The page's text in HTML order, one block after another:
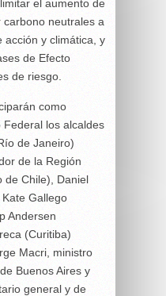
el aumento de
neutrales a
acción y climática, y
de Efecto
de riesgo.
como
los alcaldes
de Janeiro)
de la Región
de Chile), Daniel
Gallego
Andersen
(Curitiba)
Macri, ministro
Buenos Aires y
general y de